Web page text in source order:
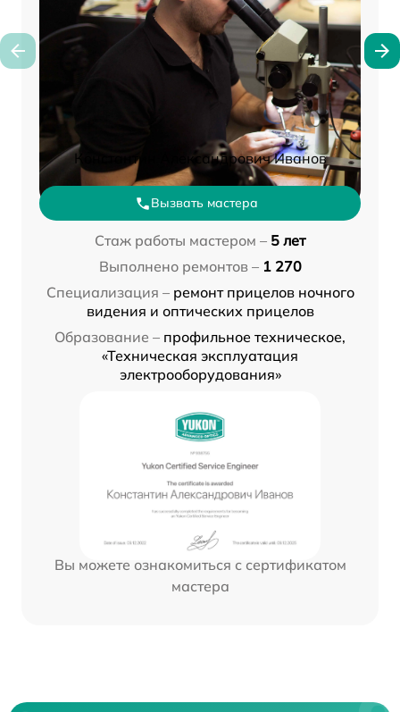
Константин Александрович Иванов
Вызвать мастера
Стаж работы мастером – 5 лет
Выполнено ремонтов – 1 270
Специализация – ремонт прицелов ночного
видения и оптических прицелов
Образование – профильное техническое,
«Техническая эксплуатация
электрооборудования»
Вы можете ознакомиться с сертификатом
мастера